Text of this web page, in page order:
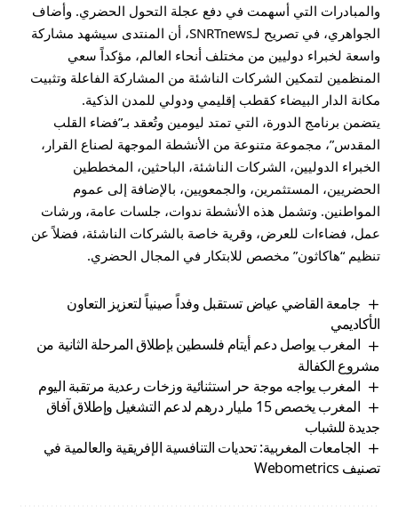
والمبادرات التي أسهمت في دفع عجلة التحول الحضري. وأضاف
الجواهري، في تصريح لـSNRTnews، أن المنتدى سيشهد مشاركة
واسعة لخبراء دوليين من مختلف أنحاء العالم، مؤكداً سعي
المنظمين لتمكين الشركات الناشئة من المشاركة الفاعلة وتثبيت
مكانة الدار البيضاء كقطب إقليمي ودولي للمدن الذكية.
يتضمن برنامج الدورة، التي تمتد ليومين وتُعقد بـ”فضاء القلب
المقدس”، مجموعة متنوعة من الأنشطة الموجهة لصناع القرار،
الخبراء الدوليين، الشركات الناشئة، الباحثين، المخططين
الحضريين، المستثمرين، والجمعويين، بالإضافة إلى عموم
المواطنين. وتشمل هذه الأنشطة ندوات، جلسات عامة، ورشات
عمل، فضاءات للعرض، وقرية خاصة بالشركات الناشئة، فضلاً عن
تنظيم “هاكاثون” مخصص للابتكار في المجال الحضري.
جامعة القاضي عياض تستقبل وفداً صينياً لتعزيز التعاون
الأكاديمي
المغرب يواصل دعم أيتام فلسطين بإطلاق المرحلة الثانية من
مشروع الكفالة
المغرب يواجه موجة حر استثنائية وزخات رعدية مرتقبة اليوم
المغرب يخصص 15 مليار درهم لدعم التشغيل وإطلاق آفاق
جديدة للشباب
الجامعات المغربية: تحديات التنافسية الإفريقية والعالمية في
تصنيف Webometrics